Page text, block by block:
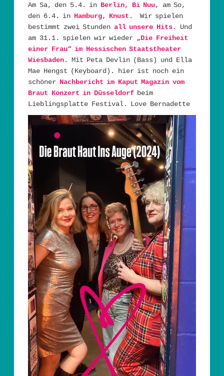
Am Sa, den 5.4. in Berlin, Bi Nuu, am So,
den 6.4. in Hamburg, Knust . Wir spielen
bestimmt zwei Stunden all unsere Hits.
Und
am 31.1. spielen wir wieder „Die Freiheit
einer Frau“ im Hessischen Staatstheater
Wiesbaden. Mit Peta Devlin (Bass) und Ella
Mae Hengst (Keyboard). hier ist noch ein
schöner Nachbericht im Kaput Magazin vom
Braut Konzert in Düsseldorfbeim
Lieblingsplatte Festival. Love Bernadette